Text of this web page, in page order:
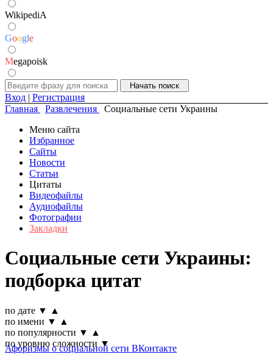
WikipediA
Google
Megapoisk
Вход | Регистрация
Главная
Развлечения
Социальные сети Украины
Меню сайта
Избранное
Сайты
Новости
Статьи
Цитаты
Видеофайлы
Аудиофайлы
Фотографии
Закладки
Социальные сети Украины:
подборка цитат
по дате ▼
▲
по имени ▼
▲
по популярности ▼
▲
по уровню сложности ▼
Афоризмы о социальной сети ВКонтакте